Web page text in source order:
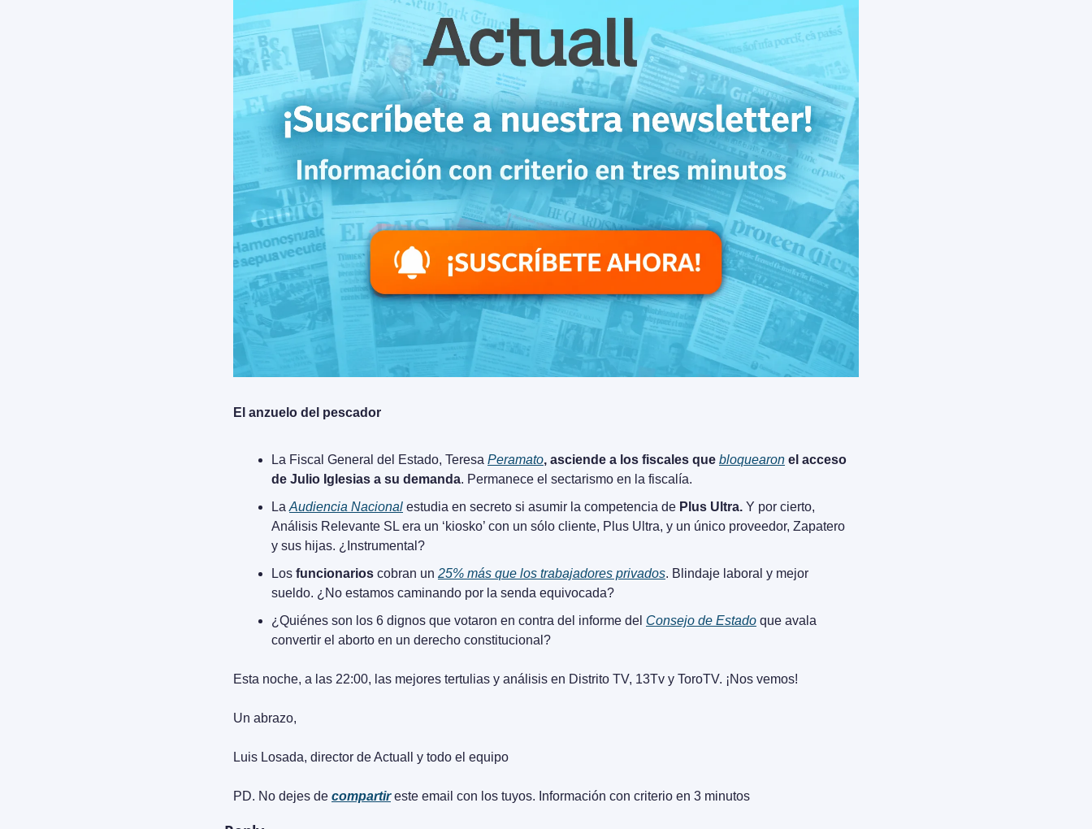
El anzuelo del pescador
La Fiscal General del Estado, Teresa Peramato, asciende a los fiscales que bloquearon el acceso
de Julio Iglesias a su demanda. Permanece el sectarismo en la fiscalía.
La Audiencia Nacional estudia en secreto si asumir la competencia de Plus Ultra. Y por cierto,
Análisis Relevante SL era un ‘kiosko’ con un sólo cliente, Plus Ultra, y un único proveedor, Zapatero
y sus hijas. ¿Instrumental?
Los funcionarios cobran un 25% más que los trabajadores privados. Blindaje laboral y mejor
sueldo. ¿No estamos caminando por la senda equivocada?
¿Quiénes son los 6 dignos que votaron en contra del informe del Consejo de Estado que avala
convertir el aborto en un derecho constitucional?
Esta noche, a las 22:00, las mejores tertulias y análisis en Distrito TV, 13Tv y ToroTV. ¡Nos vemos!
Un abrazo,
Luis Losada, director de Actuall y todo el equipo
PD. No dejes de compartir este email con los tuyos. Información con criterio en 3 minutos